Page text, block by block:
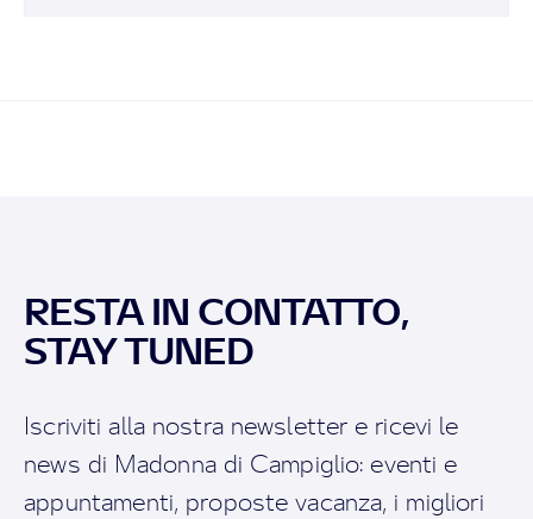
RESTA IN CONTATTO,
STAY TUNED
Iscriviti alla nostra newsletter e ricevi le
news di Madonna di Campiglio: eventi e
appuntamenti, proposte vacanza, i migliori